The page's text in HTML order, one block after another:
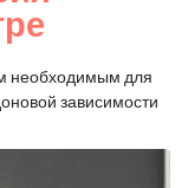
необходимым для
зависимости